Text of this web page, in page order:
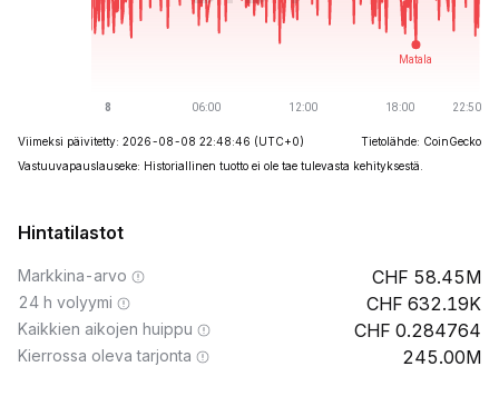
Viimeksi päivitetty: 2026-08-08 22:48:46 (UTC+0)
Tietolähde: CoinGecko
Vastuuvapauslauseke: Historiallinen tuotto ei ole tae tulevasta kehityksestä.
Hintatilastot
Markkina-arvo 58.45M
24 h volyymi 632.19K
Kaikkien aikojen huippu 0.284764
Kierrossa oleva tarjonta 245.00M